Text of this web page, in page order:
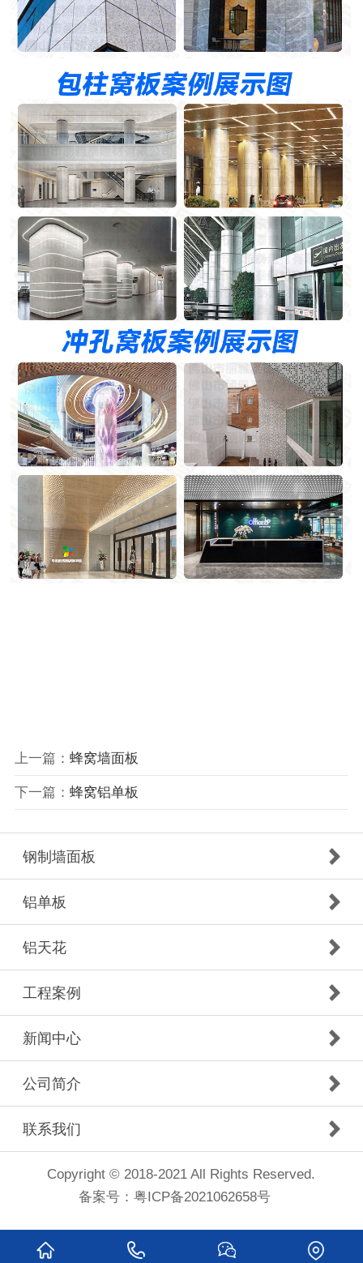
上一篇： 蜂窝墙面板
下一篇： 蜂窝铝单板
钢制墙面板
铝单板
铝天花
工程案例
新闻中心
公司简介
联系我们
Copyright © 2018-2021 All Rights Reserved.
备案号： 粤ICP备2021062658号